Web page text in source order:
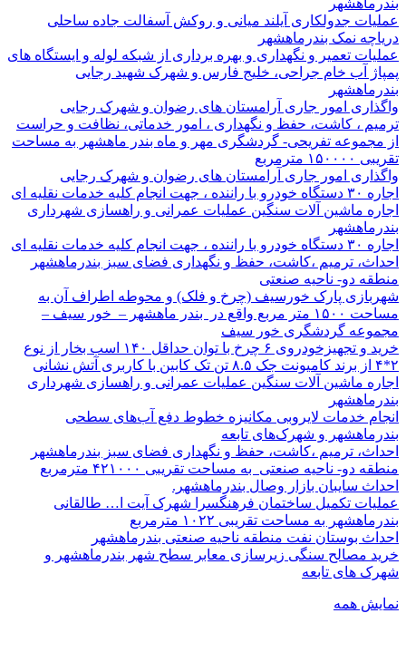
بندرماهشهر
عملیات جدولکاری آیلند میانی و روکش آسفالت جاده ساحلی
دریاچه نمک بندرماهشهر
عملیات تعمیر و نگهداری و بهره برداری از شبکه لوله و ایستگاه های
پمپاژ آب خام جراحی، خلیج فارس و شهرک شهید رجایی
بندرماهشهر
واگذاری امور جاری آرامستان های رضوان و شهرک رجایی
ترمیم ، کاشت، حفظ و نگهداری ، امور خدماتی، نظافت و حراست
از مجموعه تفریحی- گردشگری مهر و ماه بندر ماهشهر به مساحت
تقریبی ۱۵۰۰۰۰ مترمربع
واگذاری امور جاری آرامستان های رضوان و شهرک رجایی
اجاره ۳۰ دستگاه خودرو با راننده ، جهت انجام کلیه خدمات نقلیه ای
اجاره ماشین آلات سنگین عملیات عمرانی و راهسازی شهرداری
بندرماهشهر
اجاره ۳۰ دستگاه خودرو با راننده ، جهت انجام کلیه خدمات نقلیه ای
احداث، ترمیم ،کاشت، حفظ و نگهداری فضای سبز بندرماهشهر
منطقه دو- ناحیه صنعتی
شهربازی پارک خورسیف (چرخ و فلک) و محوطه اطراف آن به
مساحت ۱۵۰۰ متر مربع واقع در بندر ماهشهر – خور سیف –
مجموعه گردشگری خور سیف
خرید و تجهیزخودروی ۶ چرخ با توان حداقل ۱۴۰ اسب بخار از نوع
۲*۴ از برند کامیونت جک ۸.۵ تن تک کابین با کاربری آتش نشانی
اجاره ماشین آلات سنگین عملیات عمرانی و راهسازی شهرداری
بندرماهشهر
انجام خدمات لایروبی مکانیزه خطوط دفع آب‌های سطحی
بندرماهشهر و شهرک‌های تابعه
احداث، ترمیم ،کاشت، حفظ و نگهداری فضای سبز بندرماهشهر
منطقه دو- ناحیه صنعتی به مساحت تقریبی ۴۲۱۰۰۰ مترمربع
احداث سایبان بازار وصال بندرماهشهر.
عملیات تکمیل ساختمان فرهنگسرا شهرک آیت ا… طالقانی
بندرماهشهر به مساحت تقریبی ۱۰۲۲ مترمربع
احداث بوستان نفت منطقه ناحیه صنعتی بندرماهشهر
خرید مصالح سنگی زیرسازی معابر سطح شهر بندرماهشهر و
شهرک های تابعه
نمایش همه